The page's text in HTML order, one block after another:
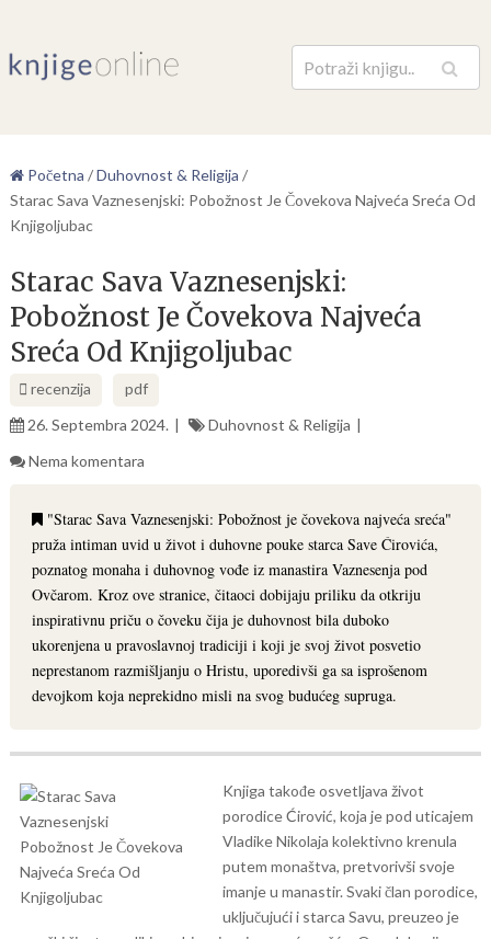
Pretraga
Početna /Duhovnost & Religija /
Starac Sava Vaznesenjski: Pobožnost Je Čovekova Najveća Sreća Od
Knjigoljubac
Starac Sava Vaznesenjski:
Pobožnost Je Čovekova Najveća
Sreća Od Knjigoljubac
recenzija
pdf
26. Septembra 2024.
Duhovnost & Religija
Nema komentara
"Starac Sava Vaznesenjski: Pobožnost je čovekova najveća sreća"
pruža intiman uvid u život i duhovne pouke starca Save Ćirovića,
poznatog monaha i duhovnog vođe iz manastira Vaznesenja pod
Ovčarom. Kroz ove stranice, čitaoci dobijaju priliku da otkriju
inspirativnu priču o čoveku čija je duhovnost bila duboko
ukorenjena u pravoslavnoj tradiciji i koji je svoj život posvetio
neprestanom razmišljanju o Hristu, uporedivši ga sa isprošenom
devojkom koja neprekidno misli na svog budućeg supruga.
Knjiga takođe osvetljava život
porodice Ćirović, koja je pod uticajem
Vladike Nikolaja kolektivno krenula
putem monaštva, pretvorivši svoje
imanje u manastir. Svaki član porodice,
uključujući i starca Savu, preuzeo je